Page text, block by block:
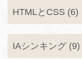
HTMLとCSS (6)
IAシンキング (9)